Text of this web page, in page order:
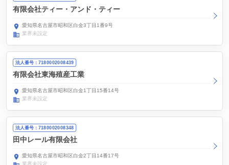
有限会社ティー・アンド・ティー
愛知県名古屋市昭和区白金3丁目1番9号
業界未設定
法人番号：7180002008439
有限会社東海殖産工業
愛知県名古屋市昭和区白金1丁目15番14号
業界未設定
法人番号：7180002008348
田中レール有限会社
愛知県名古屋市昭和区白金2丁目14番17号
業界未設定